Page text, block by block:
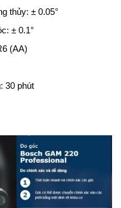
thủy: ± 0.05°
± 0.1°
(AA)
30 phút